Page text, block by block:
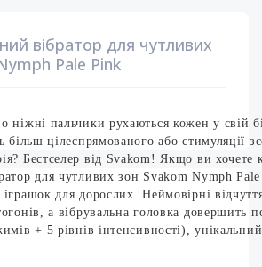
вібратор для чутливих
Pale Pink
ніжні пальчики рухаються кожен у свій
більш цілеспрямованого або
Бестселер від Svakom! Якщо ви
для чутливих зон Svakom Nymph
для дорослих. Неймовірні
а вібрувальна головка довершить
+ 5 рівнів інтенсивності),